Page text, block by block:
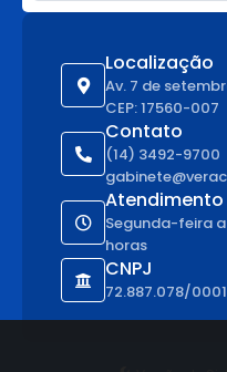
Localização
Av. 7 de
CEP: 17560-007
Contato
(14) 3492-9700
Atendimento
Segunda-feira
horas
CNPJ
72.887.078/